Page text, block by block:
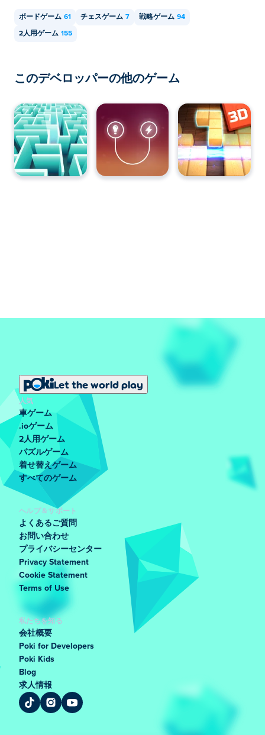
ボードゲーム 61 チェスゲーム 7 戦略ゲーム 94
2人用ゲーム 155
このデベロッパーの他のゲーム
Let the world play
人気
車ゲーム
.ioゲーム
2人用ゲーム
パズルゲーム
着せ替えゲーム
すべてのゲーム
ヘルプ＆サポート
よくあるご質問
お問い合わせ
プライバシーセンター
Privacy Statement
Cookie Statement
Terms of Use
私たちを知る
会社概要
Poki for Developers
Poki Kids
Blog
求人情報